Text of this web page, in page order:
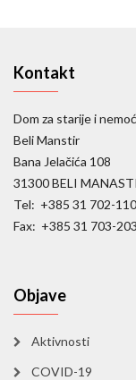
Kontakt
Dom za starije i
Beli Manstir
Bana Jelačića 108
31300 BELI
Tel: +385 31 702-110
Fax: +385 31 703-203
Objave
Aktivnosti
COVID-19